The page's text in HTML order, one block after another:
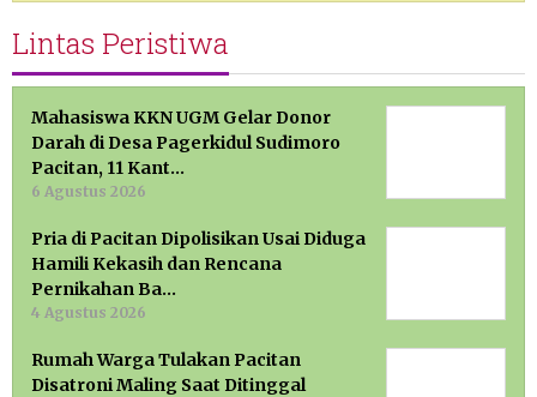
Lintas Peristiwa
Mahasiswa KKN UGM Gelar Donor
Darah di Desa Pagerkidul Sudimoro
Pacitan, 11 Kant…
6 Agustus 2026
Pria di Pacitan Dipolisikan Usai Diduga
Hamili Kekasih dan Rencana
Pernikahan Ba…
4 Agustus 2026
Rumah Warga Tulakan Pacitan
Disatroni Maling Saat Ditinggal